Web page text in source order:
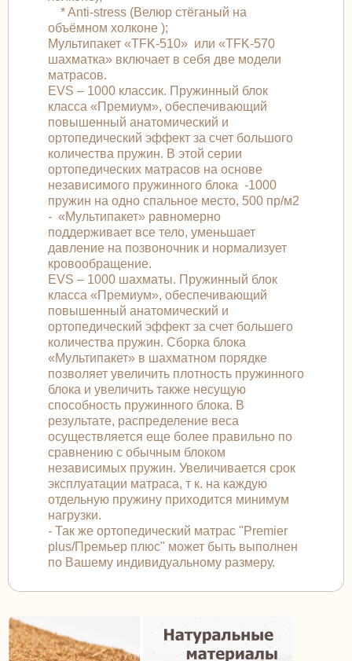
* Anti-stress (Велюр стёганый на
объёмном холконе );
Мультипакет «TFK-510» или «TFK-570
шахматка» включает в себя две модели
матрасов.
EVS – 1000 классик. Пружинный блок
класса «Премиум», обеспечивающий
повышенный анатомический и
ортопедический эффект за счет большого
количества пружин. В этой серии
ортопедических матрасов на основе
независимого пружинного блока -1000
пружин на одно спальное место, 500 пр/м2
- «Мультипакет» равномерно
поддерживает все тело, уменьшает
давление на позвоночник и нормализует
кровообращение.
EVS – 1000 шахматы. Пружинный блок
класса «Премиум», обеспечивающий
повышенный анатомический и
ортопедический эффект за счет большего
количества пружин. Сборка блока
«Мультипакет» в шахматном порядке
позволяет увеличить плотность пружинного
блока и увеличить также несущую
способность пружинного блока. В
результате, распределение веса
осуществляется еще более правильно по
сравнению с обычным блоком
независимых пружин. Увеличивается срок
эксплуатации матраса, т к. на каждую
отдельную пружину приходится минимум
нагрузки.
- Так же ортопедический матрас "Premier
plus/Премьер плюс" может быть выполнен
по Вашему индивидуальному размеру.